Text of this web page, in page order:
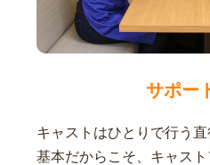
サポー
キャストはひとりで行う
基本だからこそ、キャス